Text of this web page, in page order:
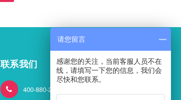
联系我们
400-880-2824
请您留言
感谢您的关注，当前客服人员不在
线，请填写一下您的信息，我们会
尽快和您联系。